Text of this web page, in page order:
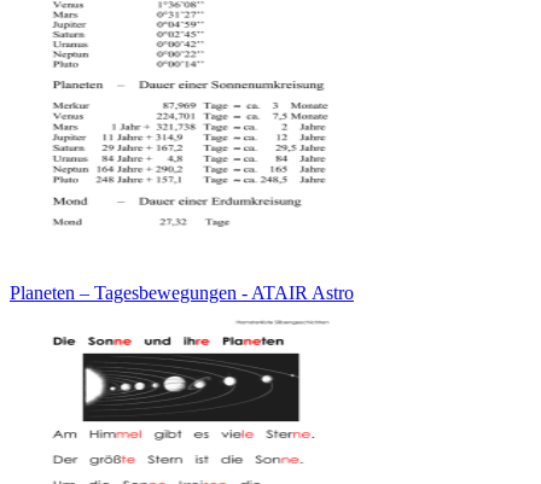
Planeten – Tagesbewegungen - ATAIR Astro